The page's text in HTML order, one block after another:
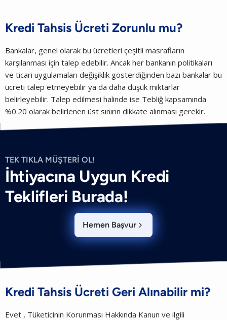
Kredi Tahsis Ücreti Zorunlu mu?
Bankalar, genel olarak bu ücretleri çeşitli masrafların
karşılanması için talep edebilir. Ancak her bankanın politikaları
ve ticari uygulamaları değişiklik gösterdiğinden bazı bankalar bu
ücreti talep etmeyebilir ya da daha düşük miktarlar
belirleyebilir. Talep edilmesi halinde ise Tebliğ kapsamında
%0.20 olarak belirlenen üst sınırın dikkate alınması gerekir.
TEK TIKLA MÜŞTERİ OL!
İhtiyacına Uygun Kredi
Teklifleri Burada!
Hemen Başvur 
Kredi Tahsis Ücreti Geri Alınabilir mi?
Evet , Tüketicinin Korunması Hakkında Kanun ve ilgili